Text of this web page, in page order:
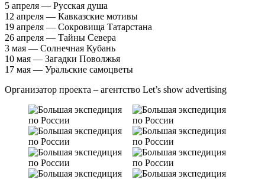
5 апреля — Русская душа
12 апреля — Кавказские мотивы
19 апреля — Сокровища Татарстана
26 апреля — Тайны Севера
3 мая — Солнечная Кубань
10 мая — Загадки Поволжья
17 мая — Уральские самоцветы
Организатор проекта – агентство Let’s show advertising